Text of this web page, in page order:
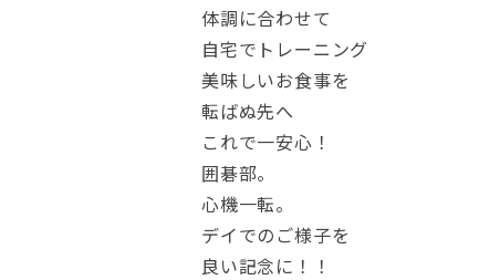
体調に合わせて
自宅でトレーニング
美味しいお食事を
転ばぬ先へ
これで一安心！
囲碁部。
心機一転。
デイでのご様子を
良い記念に！！